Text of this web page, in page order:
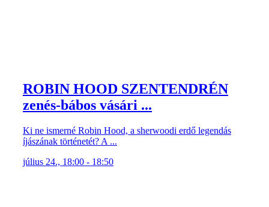
ROBIN HOOD SZENTENDRÉN
zenés-bábos vásári ...
Ki ne ismerné Robin Hood, a sherwoodi erdő legendás
íjászának történetét? A ...
július 24., 18:00 - 18:50